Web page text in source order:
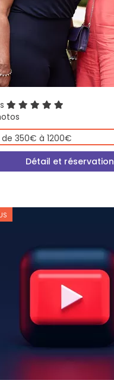
350€ à 1200€
Détail et réservation